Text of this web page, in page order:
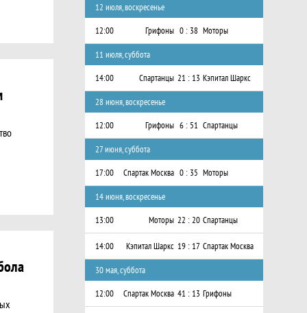
12 июля, воскресенье
12:00
Грифоны 0 : 38 Моторы
11 июля, суббота
14:00
Спартанцы 21 : 13 Кэпитал Шаркс
28 июня, воскресенье
12:00
Грифоны 6 : 51 Спартанцы
27 июня, суббота
17:00
Спартак Москва 0 : 35 Моторы
14 июня, воскресенье
13:00
Моторы 22 : 20 Спартанцы
14:00 Кэпитал Шаркс 19 : 17 Спартак Москва
30 мая, суббота
12:00
Спартак Москва 41 : 13 Грифоны